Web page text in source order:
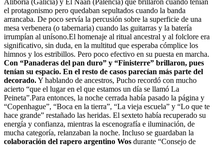
el protagonismo pero quedaban sepultados cuando la banda
arrancaba. De poco servía la percusión sobre la superficie de una
mesa verbenera (o tabernaria) cuando las guitarras y la batería
irrumpían al unísono.El homenaje al ritual ancestral y al folclore era
significativo, sin duda, en la multitud que esperaba cómplice los
himnos y los estribillos. Pero poco efectivo en su puesta en marcha.
Con “Panaderas del pan duro” y “Finisterre” brillaron, pues
tenían su espacio. En el resto de casos parecían más parte del
decorado.Y hablando de ancestros, Pucho recordó con mucho
acierto “que el lugar en el que estamos un día se llamó La
Peineta”.Para entonces, la noche cerrada había pasado la página y
“Copenhague”, “Boca en la tierra”, “La vieja escuela” y “Lo que te
hace grande” restañado las heridas. El sexteto había recuperado su
energía y confianza, mientras la escenografía e iluminación, de
mucha categoría, relanzaban la noche. Incluso se guardaban la
colaboración del rapero argentino Wos durante “Consejo de